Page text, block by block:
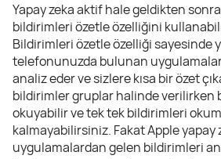
Yapay zeka aktif hale geldikten
bildirimleri özetle özelliğini
Bildirimleri özetle özelliği sayesinde
telefonunuzda bulunan
analiz eder ve sizlere kısa bir özet
bildirimler gruplar halinde verilirken
okuyabilir ve tek tek bildirimleri
kalmayabilirsiniz. Fakat Apple yapay
uygulamalardan gelen bildirimleri